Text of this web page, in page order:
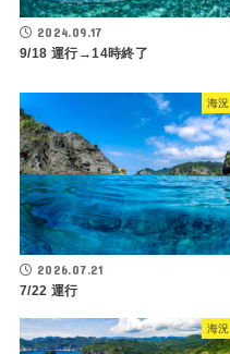
2024.09.17
9/18 運行→14時終了
海況
2026.07.21
7/22 運行
海況